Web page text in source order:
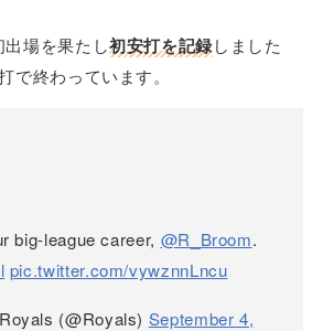
場を果たし初安打を記録しました
で終わっています。
big-league career, @R_Broom.
pic.twitter.com/vywznnLncu
(@Royals) September 4,